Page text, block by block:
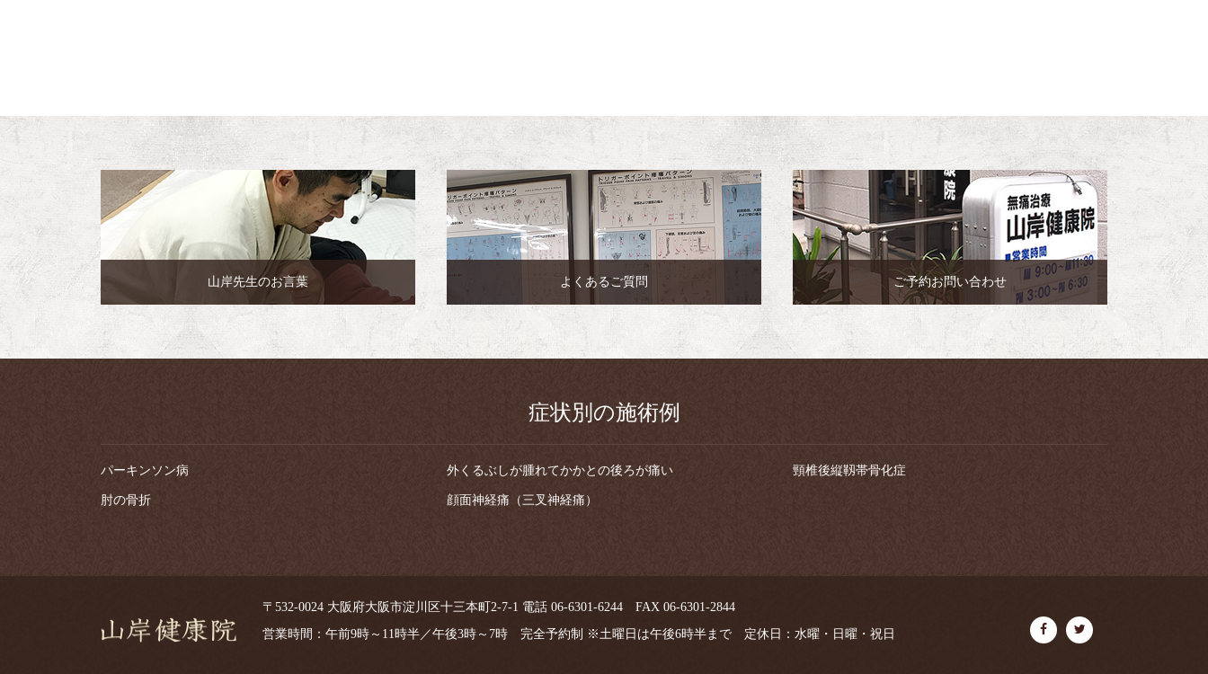
山岸先生のお言葉 よくあるご質問 ご予約お問い合わせ
症状別の施術例
パーキンソン病 外くるぶしが腫れてかかとの後ろが痛い 頸椎後縦靱帯骨化症
肘の骨折 顔面神経痛（三叉神経痛）
〒532-0024 大阪府大阪市淀川区十三本町2-7-1 電話 06-6301-6244 FAX 06-6301-2844
営業時間：午前9時～11時半／午後3時～7時 完全予約制 ※土曜日は午後6時半まで 定休日：水曜・日曜・祝日